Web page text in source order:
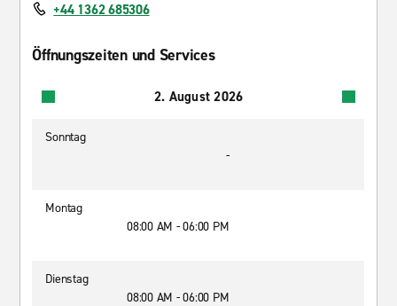
+44 1362 685306
Öffnungszeiten und Services
2. August 2026
Sonntag
-
Montag
08:00 AM - 06:00 PM
Dienstag
08:00 AM - 06:00 PM